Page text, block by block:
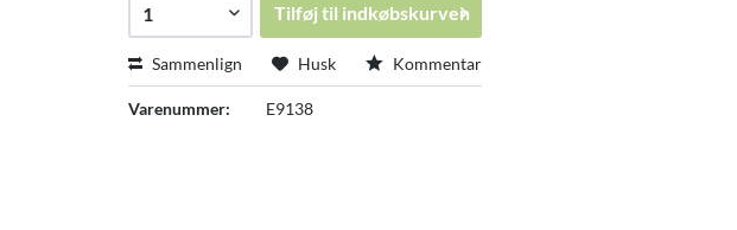
Tilføj til indkøbskurven
Sammenlign Husk Kommentar
Varenummer: E9138